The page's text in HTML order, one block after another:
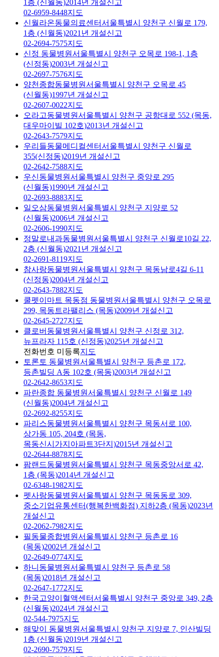
1층 (신월동)2014년 개설신고
02-6959-8448지도
신월라온동물의료센터서울특별시 양천구 신월로 179,
1층 (신월동)2021년 개설신고
02-2694-7575지도
신정 동물병원서울특별시 양천구 오목로 198-1, 1층
(신정동)2003년 개설신고
02-2697-7576지도
양천종합동물병원서울특별시 양천구 오목로 45
(신월동)1997년 개설신고
02-2607-0022지도
오라고동물병원서울특별시 양천구 공항대로 552 (목동,
대우마이빌 102호)2013년 개설신고
02-2643-7579지도
우리들동물메디컬센터서울특별시 양천구 신월로
355(신정동)2019년 개설신고
02-2642-7588지도
우신동물병원서울특별시 양천구 중앙로 295
(신월동)1990년 개설신고
02-2693-8883지도
일오삼동물병원서울특별시 양천구 지양로 52
(신월동)2006년 개설신고
02-2606-1990지도
정말로내과동물병원서울특별시 양천구 신월로10길 22,
2층 (신월동)2021년 개설신고
02-2691-8119지도
참사랑동물병원서울특별시 양천구 목동남로4길 6-11
(신정동)2004년 개설신고
02-2643-7882지도
쿨펫이마트 목동점 동물병원서울특별시 양천구 오목로
299, 목동트라팰리스 (목동)2009년 개설신고
02-2645-2727지도
클로버동물병원서울특별시 양천구 신정로 312,
뉴프라자 115호 (신정동)2025년 개설신고
전화번호 미등록지도
토론토 동물병원서울특별시 양천구 등촌로 172,
등촌빌딩 A동 102호 (목동)2003년 개설신고
02-2642-8653지도
파란종합 동물병원서울특별시 양천구 신월로 149
(신월동)2004년 개설신고
02-2692-8255지도
파리스동물병원서울특별시 양천구 목동서로 100,
상가동 105, 204호 (목동,
목동신시가지아파트3단지)2015년 개설신고
02-2644-8878지도
팜랜드동물병원서울특별시 양천구 목동중앙서로 42,
1층 (목동)2014년 개설신고
02-6348-1982지도
펫사랑동물병원서울특별시 양천구 목동동로 309,
중소기업유통센터(행복한백화점) 지하2층 (목동)2023년
개설신고
02-2062-7982지도
필동물종합병원서울특별시 양천구 등촌로 16
(목동)2002년 개설신고
02-2649-0774지도
하니동물병원서울특별시 양천구 등촌로 58
(목동)2018년 개설신고
02-2647-1772지도
한국고양이혈액센터서울특별시 양천구 중앙로 349, 2층
(신월동)2024년 개설신고
02-544-7975지도
해맞이 동물병원서울특별시 양천구 지양로 7, 인산빌딩
1층 (신월동)2019년 개설신고
02-2690-7579지도